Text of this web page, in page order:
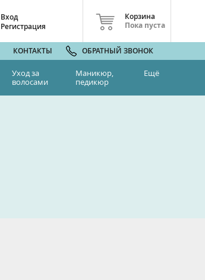
Вход
Регистрация
Корзина
Пока пуста
КОНТАКТЫ ОБРАТНЫЙ ЗВОНОК
Уход за
волосами
Маникюр,
педикюр
Ещё